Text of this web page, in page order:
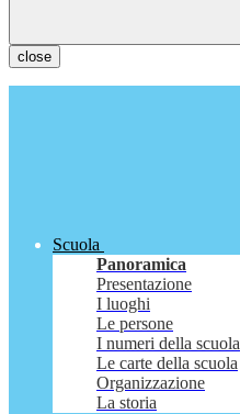
close
Scuola
Panoramica
Presentazione
I luoghi
Le persone
I numeri della scuola
Le carte della scuola
Organizzazione
La storia